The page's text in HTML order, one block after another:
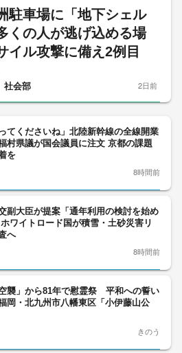
駐車場に「地下シェル
の人が逃げ込める場
イル攻撃に備え2例目
社会部 2日前
てくださいね」北陸新幹線の全線開業
村県議が国会議員に注文 京都の課題
を
8時間前
副大臣が提案「通年利用の検討を始め
ワイトロード国が積雪・土砂災害リ
へ
8時間前
空襲」から81年で慰霊祭 平和への誓い
・北九州市八幡東区「小伊藤山公
きのう